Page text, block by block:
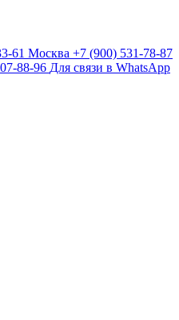
61 Москва +7 (900) 531-78-87
88-96 Для связи в WhatsApp